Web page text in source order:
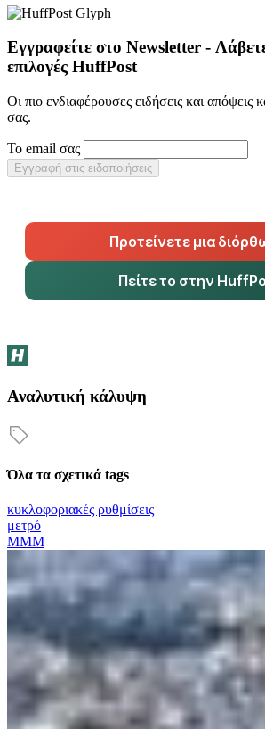
Εγγραφείτε στο Newsletter -
επιλογές HuffPost
Οι πιο ενδιαφέρουσες ειδήσεις και απόψεις
σας.
Το email σας
Εγγραφή στις ειδοποιήσεις
Προτείνετε μια
Πείτε το στην
Αναλυτική κάλυψη
Όλα τα σχετικά tags
κυκλοφοριακές ρυθμίσεις
μετρό
ΜΜΜ